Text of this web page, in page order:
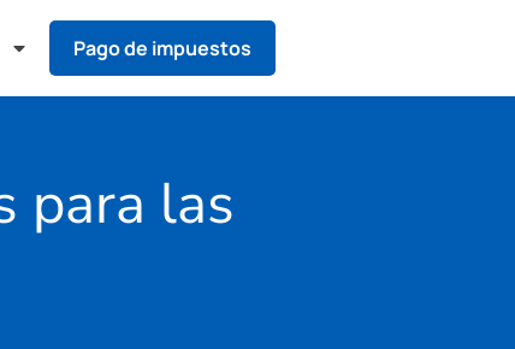
Pago de impuestos
para las